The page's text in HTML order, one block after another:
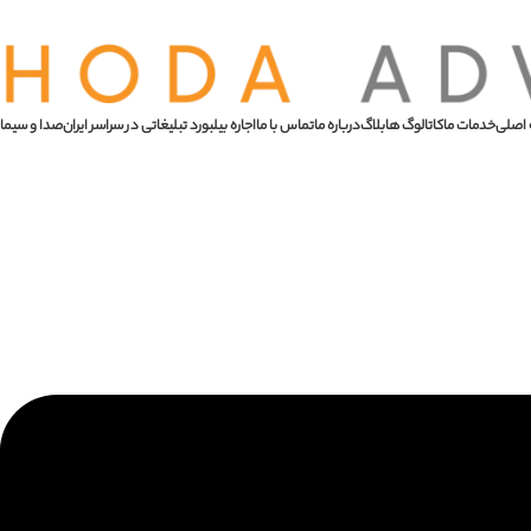
خدمات ماکاتالوگ هابلاگدرباره ماتماس با مااجاره بیلبورد تبلیغاتی در سراسر ایرانصدا و سیما